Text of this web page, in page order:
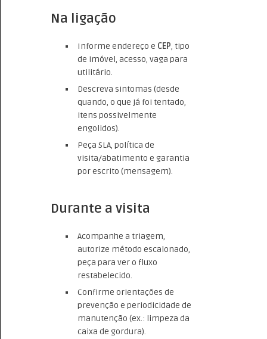
Na ligação
Informe endereço e CEP, tipo
de imóvel, acesso, vaga para
utilitário.
Descreva sintomas (desde
quando, o que já foi tentado,
itens possivelmente
engolidos).
Peça SLA, política de
visita/abatimento e garantia
por escrito (mensagem).
Durante a visita
Acompanhe a triagem,
autorize método escalonado,
peça para ver o fluxo
restabelecido.
Confirme orientações de
prevenção e periodicidade de
manutenção (ex.: limpeza da
caixa de gordura).